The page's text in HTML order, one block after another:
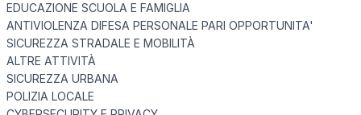
EDUCAZIONE SCUOLA E FAMIGLIA
ANTIVIOLENZA DIFESA PERSONALE PARI OPPORTUNITA'
SICUREZZA STRADALE E MOBILITÀ
ALTRE ATTIVITÀ
SICUREZZA URBANA
POLIZIA LOCALE